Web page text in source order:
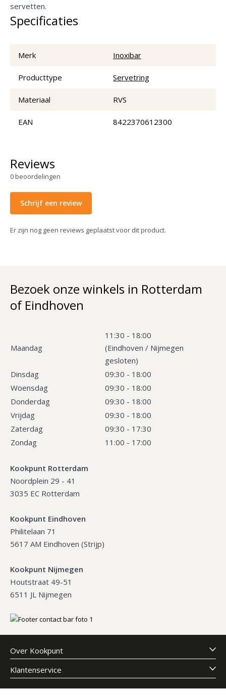
servetten.
Specificaties
Merk Inoxibar
Producttype Servetring
Materiaal RVS
EAN 8422370612300
Reviews
0beoordelingen
Schrijf een review
Er zijn nog geen reviews geplaatst voor dit product.
Bezoek onze winkels in Rotterdam
of Eindhoven
Maandag
11:30 - 18:00
(Eindhoven / Nijmegen
gesloten)
Dinsdag
09:30 - 18:00
Woensdag
09:30 - 18:00
Donderdag
09:30 - 18:00
Vrijdag
09:30 - 18:00
Zaterdag
09:30 - 17:30
Zondag
11:00 - 17:00
Kookpunt Rotterdam
Noordplein 29 - 41
3035 EC Rotterdam
Kookpunt Eindhoven
Philitelaan 71
5617 AM Eindhoven (Strijp)
Kookpunt Nijmegen
Houtstraat 49-51
6511 JL Nijmegen
Over Kookpunt
Klantenservice